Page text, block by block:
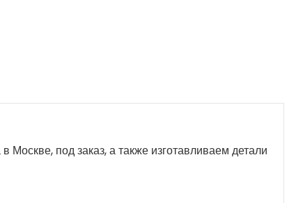
под заказ, а также изготавливаем детали